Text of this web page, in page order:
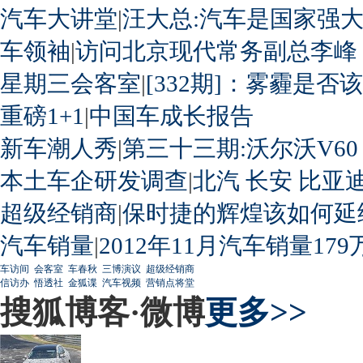
汽车大讲堂|汪大总:汽车是国家强
车领袖|访问北京现代常务副总李峰
星期三会客室|[332期]：雾霾是否
重磅1+1 |中国车成长报告
新车潮人秀|第三十三期:沃尔沃
本土车企研发调查|北汽 长安 比亚
超级经销商|保时捷的辉煌该如何延
汽车销量|2012年11月汽车销量179
车访间 会客室 车春秋 三博演议 超级经销商
信访办 悟透社 金狐谍 汽车视频 营销点将堂
搜狐博客·微博更多>>